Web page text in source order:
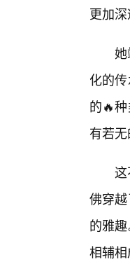
更加
化的
的🔥
有若
佛穿
的雅
相辅